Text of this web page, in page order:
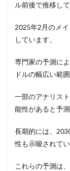
ル前後で推移して
2025年2月のメ
しています。
専門家の予測に
ドルの幅広い範
一部のアナリス
能性があると予測
長期的には、
性も示唆されてい
これらの予測は